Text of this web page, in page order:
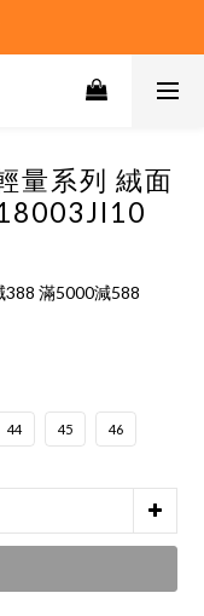
量系列 絨面
滿5000減588
44 45 46